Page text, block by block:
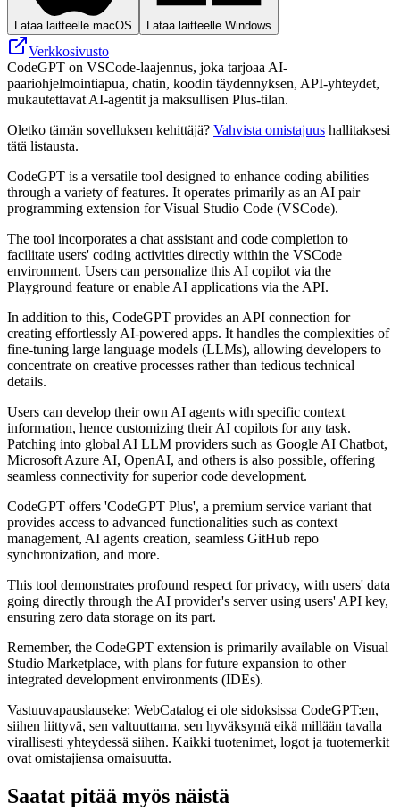
Lataa laitteelle macOS Lataa laitteelle Windows
Verkkosivusto
CodeGPT on VSCode-laajennus, joka tarjoaa AI-
paariohjelmointiapua, chatin, koodin täydennyksen, API-yhteydet,
mukautettavat AI-agentit ja maksullisen Plus-tilan.
Oletko tämän sovelluksen kehittäjä? Vahvista omistajuus hallitaksesi
tätä listausta.
CodeGPT is a versatile tool designed to enhance coding abilities
through a variety of features. It operates primarily as an AI pair
programming extension for Visual Studio Code (VSCode).
The tool incorporates a chat assistant and code completion to
facilitate users' coding activities directly within the VSCode
environment. Users can personalize this AI copilot via the
Playground feature or enable AI applications via the API.
In addition to this, CodeGPT provides an API connection for
creating effortlessly AI-powered apps. It handles the complexities of
fine-tuning large language models (LLMs), allowing developers to
concentrate on creative processes rather than tedious technical
details.
Users can develop their own AI agents with specific context
information, hence customizing their AI copilots for any task.
Patching into global AI LLM providers such as Google AI Chatbot,
Microsoft Azure AI, OpenAI, and others is also possible, offering
seamless connectivity for superior code development.
CodeGPT offers 'CodeGPT Plus', a premium service variant that
provides access to advanced functionalities such as context
management, AI agents creation, seamless GitHub repo
synchronization, and more.
This tool demonstrates profound respect for privacy, with users' data
going directly through the AI provider's server using users' API key,
ensuring zero data storage on its part.
Remember, the CodeGPT extension is primarily available on Visual
Studio Marketplace, with plans for future expansion to other
integrated development environments (IDEs).
Vastuuvapauslauseke: WebCatalog ei ole sidoksissa CodeGPT:en,
siihen liittyvä, sen valtuuttama, sen hyväksymä eikä millään tavalla
virallisesti yhteydessä siihen. Kaikki tuotenimet, logot ja tuotemerkit
ovat omistajiensa omaisuutta.
Saatat pitää myös näistä